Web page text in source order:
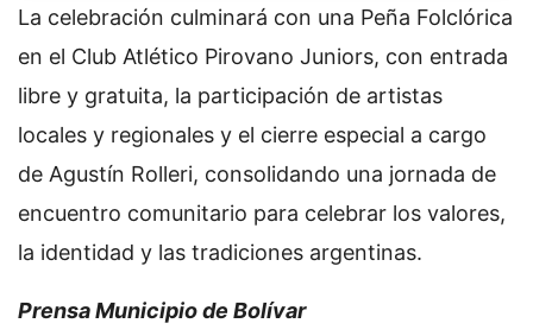
La celebración culminará con una Peña Folclórica
en el Club Atlético Pirovano Juniors, con entrada
libre y gratuita, la participación de artistas
locales y regionales y el cierre especial a cargo
de Agustín Rolleri, consolidando una jornada de
encuentro comunitario para celebrar los valores,
la identidad y las tradiciones argentinas.
Prensa Municipio de Bolívar